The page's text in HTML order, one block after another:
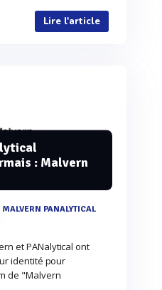
Lire l'article
: Malvern
MALVERN PANALYTICAL
et PANalytical ont
identité pour
de "Malvern